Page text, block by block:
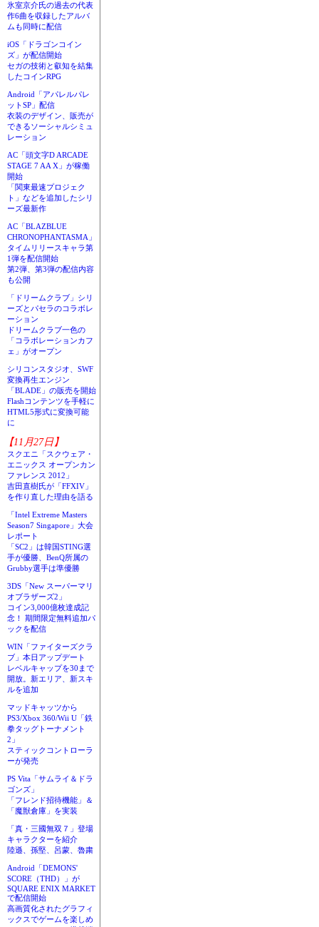
氷室京介氏の過去の代表
作6曲を収録したアルバ
ムも同時に配信
iOS「ドラゴンコイン
ズ」が配信開始
セガの技術と叡知を結集
したコインRPG
Android「アパレルパレ
ットSP」配信
衣装のデザイン、販売が
できるソーシャルシミュ
レーション
AC「頭文字D ARCADE
STAGE 7 AA X」が稼働
開始
「関東最速プロジェク
ト」などを追加したシリ
ーズ最新作
AC「BLAZBLUE
CHRONOPHANTASMA」
タイムリリースキャラ第
1弾を配信開始
第2弾、第3弾の配信内容
も公開
「ドリームクラブ」シリ
ーズとパセラのコラボレ
ーション
ドリームクラブ一色の
「コラボレーションカフ
ェ」がオープン
シリコンスタジオ、SWF
変換再生エンジン
「BLADE」の販売を開始
Flashコンテンツを手軽に
HTML5形式に変換可能
に
【11月27日】
スクエニ「スクウェア・
エニックス オープンカン
ファレンス 2012」
吉田直樹氏が「FFXIV」
を作り直した理由を語る
「Intel Extreme Masters
Season7 Singapore」大会
レポート
「SC2」は韓国STING選
手が優勝、BenQ所属の
Grubby選手は準優勝
3DS「New スーパーマリ
オブラザーズ2」
コイン3,000億枚達成記
念！ 期間限定無料追加パ
ックを配信
WIN「ファイターズクラ
ブ」本日アップデート
レベルキャップを30まで
開放。新エリア、新スキ
ルを追加
マッドキャッツから
PS3/Xbox 360/Wii U「鉄
拳タッグトーナメント
2」
スティックコントローラ
ーが発売
PS Vita「サムライ＆ドラ
ゴンズ」
「フレンド招待機能」＆
「魔獣倉庫」を実装
「真・三國無双７」登場
キャラクターを紹介
陸遜、孫堅、呂蒙、魯粛
Android「DEMONS'
SCORE（THD）」が
SQUARE ENIX MARKET
で配信開始
高画質化されたグラフィ
ックスでゲームを楽しめ